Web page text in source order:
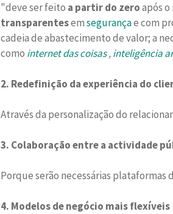
"deve ser feito a partir do zeroapós
transparentesemsegurançae com
cadeia de abastecimento de valor; a
como internet das coisas,inteligência
2. Redefinição da experiência do
Através da personalização do
3. Colaboração entre a actividade
Porque serão necessárias plataformas
4. Modelos de negócio mais flexíveis